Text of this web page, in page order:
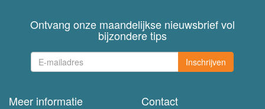
Ontvang onze maandelijkse nieuwsbrief vol
bijzondere tips
Inschrijven
Meer informatie Contact